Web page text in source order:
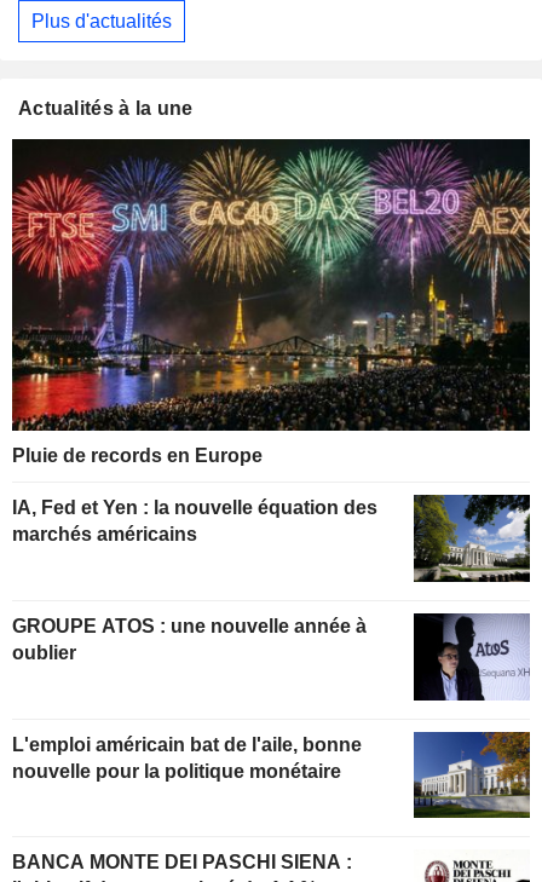
Plus d'actualités
Actualités à la une
Pluie de records en Europe
IA, Fed et Yen : la nouvelle équation des
marchés américains
GROUPE ATOS : une nouvelle année à
oublier
L'emploi américain bat de l'aile, bonne
nouvelle pour la politique monétaire
BANCA MONTE DEI PASCHI SIENA :